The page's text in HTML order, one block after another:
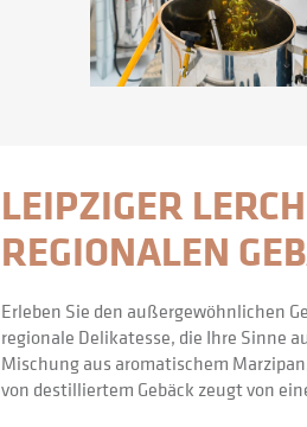
LEIPZIGER
REGIONALEN
Erleben Sie den außergewöhnlichen
regionale Delikatesse, die Ihre Sinne
Mischung aus aromatischem
von destilliertem Gebäck zeugt von